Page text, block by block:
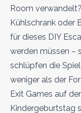
Room
Kühlschrank oder
für dieses DIY
werden müssen –
schlüpfen die
weniger als der
Exit Games auf
Kindergeburtstag